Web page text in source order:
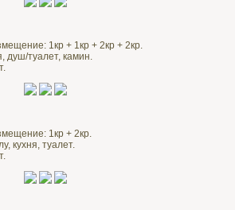
1кр + 1кр + 2кр + 2кр.
душ/туалет, камин.
1кр + 2кр.
кухня, туалет.